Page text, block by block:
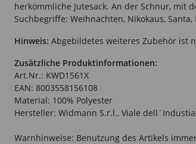
herkömmliche Jutesack. An der Schnur, mit
Suchbegriffe: Weihnachten, Nikokaus, Santa,
Hinweis: Abgebildetes weiteres Zubehör ist
Zusätzliche Produktinformationen:
Art.Nr.: KWD1561X
EAN: 8003558156108
Material: 100% Polyester
Hersteller: Widmann S.r.l., Viale
Warnhinweise: Benutzung des Artikels